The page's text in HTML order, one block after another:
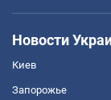
Новости
Киев
Запорожье